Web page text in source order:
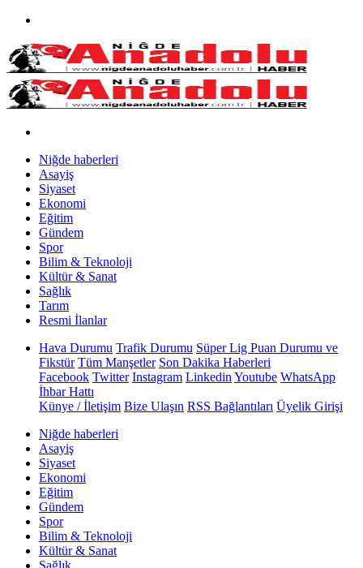
Niğde haberleri
Asayiş
Siyaset
Ekonomi
Eğitim
Gündem
Spor
Bilim & Teknoloji
Kültür & Sanat
Sağlık
Tarım
Resmi İlanlar
Hava Durumu Trafik Durumu Süper Lig Puan Durumu ve
Fikstür Tüm Manşetler Son Dakika Haberleri
Facebook Twitter Instagram Linkedin Youtube WhatsApp
İhbar Hattı
Künye / İletişim Bize Ulaşın RSS Bağlantıları Üyelik Girişi
Niğde haberleri
Asayiş
Siyaset
Ekonomi
Eğitim
Gündem
Spor
Bilim & Teknoloji
Kültür & Sanat
Sağlık